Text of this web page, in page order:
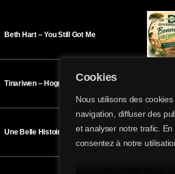
Cookies
Nous utilisons des
navigation, diffuser des
et analyser notre trafic.
consentez à notre
Beth Hart – You Still Got Me
Tinariwen – Hoggar
Une Belle Histoire – Héloïse Bay